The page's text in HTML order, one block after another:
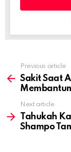
more
Previous article
Sakit Saat
Next article
Tahukah
Shampo